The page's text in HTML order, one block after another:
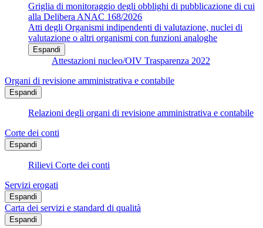
Griglia di monitoraggio degli obblighi di pubblicazione di cui
alla Delibera ANAC 168/2026
Atti degli Organismi indipendenti di valutazione, nuclei di
valutazione o altri organismi con funzioni analoghe
Espandi
Attestazioni nucleo/OIV Trasparenza 2022
Organi di revisione amministrativa e contabile
Espandi
Relazioni degli organi di revisione amministrativa e contabile
Corte dei conti
Espandi
Rilievi Corte dei conti
Servizi erogati
Espandi
Carta dei servizi e standard di qualità
Espandi